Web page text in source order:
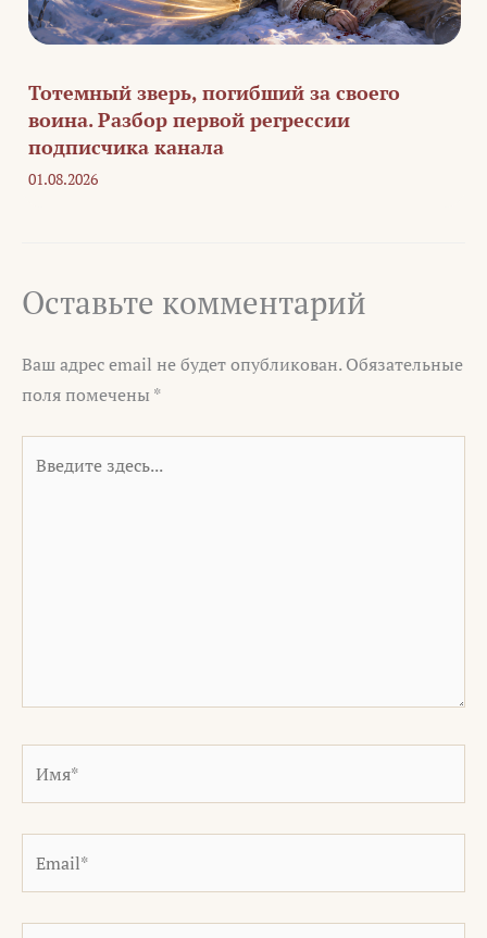
Тотемный зверь, погибший за своего
воина. Разбор первой регрессии
подписчика канала
01.08.2026
Оставьте комментарий
Ваш адрес email не будет опубликован. Обязательные
поля помечены *
здесь...